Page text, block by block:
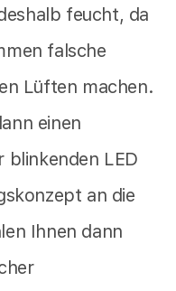
feucht, da
falsche
Lüften machen.
einen
blinkenden LED
an die
Ihnen dann